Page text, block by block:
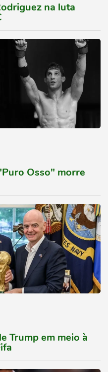
na luta
Osso" morre
Trump em meio à